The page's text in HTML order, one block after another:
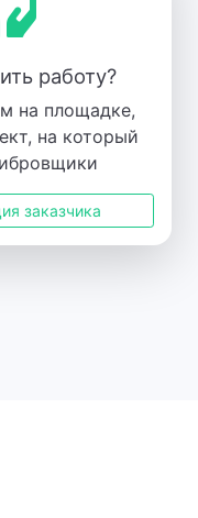
работу?
на площадке,
на который
заказчика